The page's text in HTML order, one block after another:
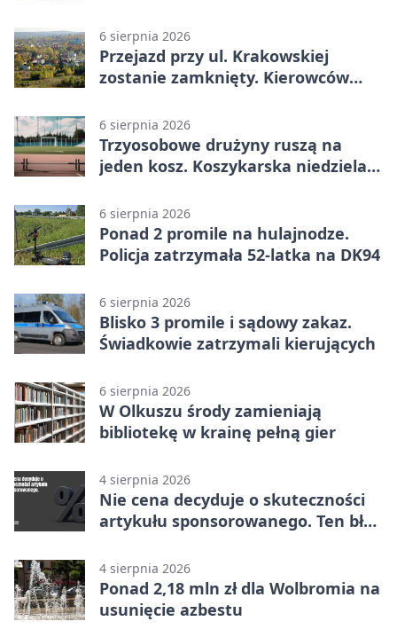
6 sierpnia 2026
Przejazd przy ul. Krakowskiej
zostanie zamknięty. Kierowców
6 sierpnia 2026
Trzyosobowe drużyny ruszą na
jeden kosz. Koszykarska niedziela
6 sierpnia 2026
Ponad 2 promile na hulajnodze.
Policja zatrzymała 52-latka na DK94
6 sierpnia 2026
Blisko 3 promile i sądowy zakaz.
Świadkowie zatrzymali kierujących
6 sierpnia 2026
W Olkuszu środy zamieniają
bibliotekę w krainę pełną gier
4 sierpnia 2026
Nie cena decyduje o skuteczności
artykułu sponsorowanego. Ten błąd
4 sierpnia 2026
Ponad 2,18 mln zł dla Wolbromia na
usunięcie azbestu